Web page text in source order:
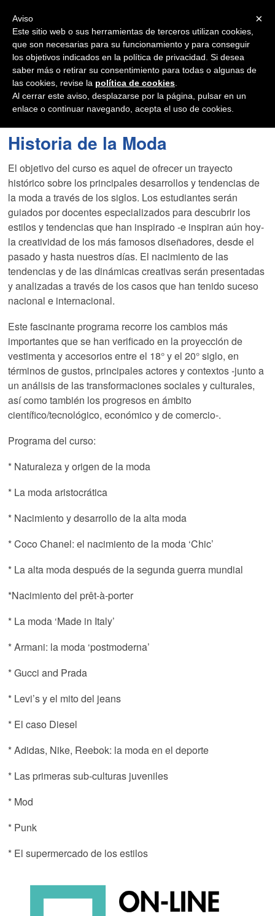
Historia de la Moda
El objetivo del curso es aquel de ofrecer un trayecto
histórico sobre los principales desarrollos y tendencias de
la moda a través de los siglos. Los estudiantes serán
guiados por docentes especializados para descubrir los
estilos y tendencias que han inspirado -e inspiran aún hoy-
la creatividad de los más famosos diseñadores, desde el
pasado y hasta nuestros días. El nacimiento de las
tendencias y de las dinámicas creativas serán presentadas
y analizadas a través de los casos que han tenido suceso
nacional e internacional.
Este fascinante programa recorre los cambios más
importantes que se han verificado en la proyección de
vestimenta y accesorios entre el 18° y el 20° siglo, en
términos de gustos, principales actores y contextos -junto a
un análisis de las transformaciones sociales y culturales,
así como también los progresos en ámbito
científico/tecnológico, económico y de comercio-.
Programa del curso:
* Naturaleza y origen de la moda
* La moda aristocrática
* Nacimiento y desarrollo de la alta moda
* Coco Chanel: el nacimiento de la moda ‘Chic’
* La alta moda después de la segunda guerra mundial
*Nacimiento del prêt-à-porter
* La moda ‘Made in Italy’
* Armani: la moda ‘postmoderna’
* Gucci and Prada
* Levi’s y el mito del jeans
* El caso Diesel
* Adidas, Nike, Reebok: la moda en el deporte
* Las primeras sub-culturas juveniles
* Mod
* Punk
* El supermercado de los estilos
×
Aviso
Este sitio web o sus herramientas de terceros utilizan cookies,
que son necesarias para su funcionamiento y para conseguir
los objetivos indicados en la política de privacidad. Si desea
saber más o retirar su consentimiento para todas o algunas de
las cookies, revise la política de cookies
Al cerrar este aviso, desplazarse por la página, pulsar en un
enlace o continuar navegando, acepta el uso de cookies.